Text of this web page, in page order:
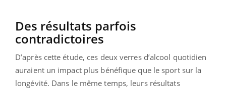
Des résultats parfois
contradictoires
D’après cette étude, ces deux verres d’alcool quotidien
auraient un impact plus bénéfique que le sport sur la
longévité. Dans le même temps, leurs résultats